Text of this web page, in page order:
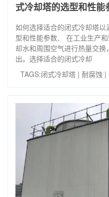
式冷却塔的选型和性能
如何选择适合的闭式冷却塔
型和性能参数, 在工业生产
却水和周围空气进行热量交
出。选择适合的闭式冷却
TAGS:闭式冷却塔 | 耐腐蚀 |